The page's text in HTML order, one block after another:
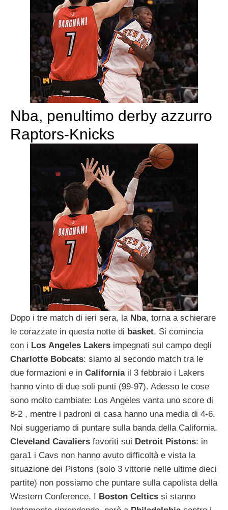
Nba, penultimo derby azzurro
Raptors-Knicks
Dopo i tre match di ieri sera, la Nba, torna a schierare
le corazzate in questa notte di basket. Si comincia
con i Los Angeles Lakers impegnati sul campo degli
Charlotte Bobcats: siamo al secondo match tra le
due formazioni e in Californiail 3 febbraio i Lakers
hanno vinto di due soli punti (99-97). Adesso le cose
sono molto cambiate: Los Angeles vanta uno score di
8-2 , mentre i padroni di casa hanno una media di 4-6.
Noi suggeriamo di puntare sulla banda della California.
Cleveland Cavaliers favoriti sui Detroit Pistons: in
gara1 i Cavs non hanno avuto difficoltà e vista la
situazione dei Pistons (solo 3 vittorie nelle ultime dieci
partite) non possiamo che puntare sulla capolista della
Western Conference. I
Boston Celtics si stanno